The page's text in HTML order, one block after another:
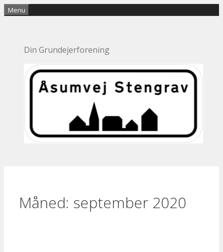
Hop
Menu
Din Grundejerforening
Måned: september 2020